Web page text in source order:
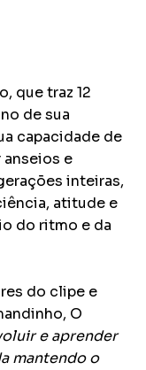
que traz 12
de sua
capacidade de
anseios e
inteiras,
atitude e
do ritmo e da
do clipe e
O
e aprender
mantendo o